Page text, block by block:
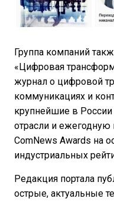
Группа компаний
«Цифровая
журнал о цифровой
коммуникациях и
крупнейшие в
отрасли и
ComNews Awards на
индустриальных
Редакция портала
острые, актуальные